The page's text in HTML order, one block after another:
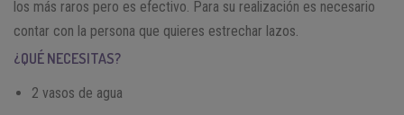
los más raros pero es efectivo. Para su realización es necesario
contar con la persona que quieres estrechar lazos.
¿QUÉ NECESITAS?
2 vasos de agua